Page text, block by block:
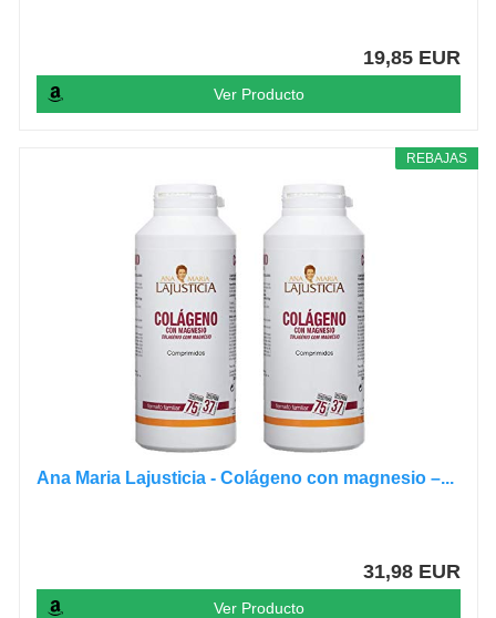
19,85 EUR
Ver Producto
REBAJAS
Ana Maria Lajusticia - Colágeno con magnesio –...
31,98 EUR
Ver Producto